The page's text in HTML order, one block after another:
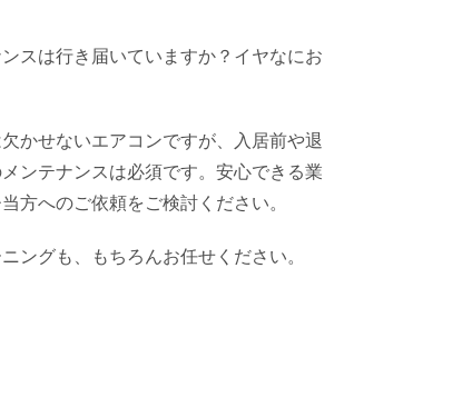
スは行き届いていますか？イヤなにお
かせないエアコンですが、入居前や退
ンテナンスは必須です。安心できる業
方へのご依頼をご検討ください。
ングも、もちろんお任せください。